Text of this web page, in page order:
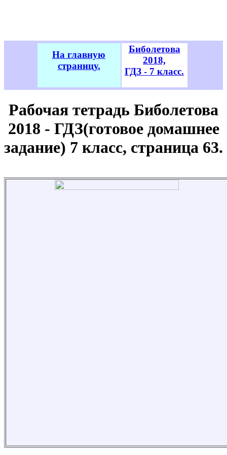
На главную
страницу.
Биболетова
2018,
ГДЗ - 7 класс.
Рабочая тетрадь Биболетова
2018 - ГДЗ(готовое домашнее
задание) 7 класс, страница 63.